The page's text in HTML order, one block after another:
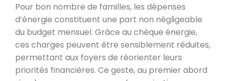
Pour bon nombre de familles, les dépenses
d’énergie constituent une part non négligeable
du budget mensuel. Grâce au chèque énergie,
ces charges peuvent être sensiblement réduites,
permettant aux foyers de réorienter leurs
priorités financières. Ce geste, au premier abord